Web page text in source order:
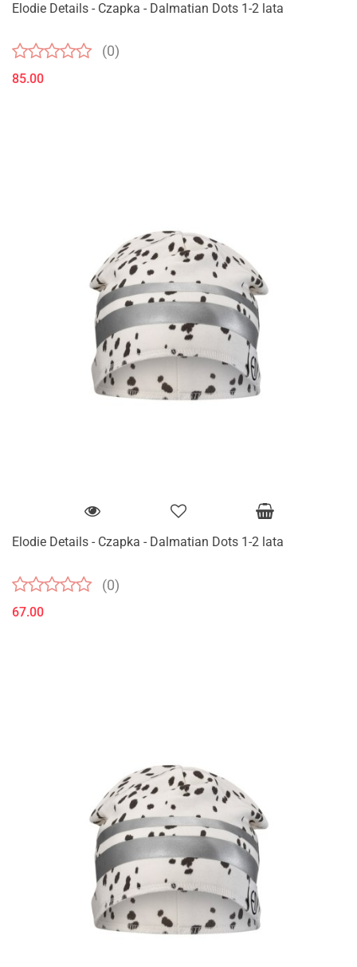
Elodie Details - Czapka - Dalmatian Dots 1-2 lata
(0)
85.00
Elodie Details - Czapka - Dalmatian Dots 1-2 lata
(0)
67.00